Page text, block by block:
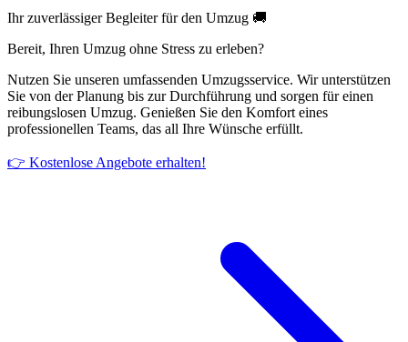
Ihr zuverlässiger Begleiter für den Umzug 🚚
Bereit, Ihren Umzug ohne Stress zu erleben?
Nutzen Sie unseren umfassenden Umzugsservice. Wir unterstützen
Sie von der Planung bis zur Durchführung und sorgen für einen
reibungslosen Umzug. Genießen Sie den Komfort eines
professionellen Teams, das all Ihre Wünsche erfüllt.
👉 Kostenlose Angebote erhalten!